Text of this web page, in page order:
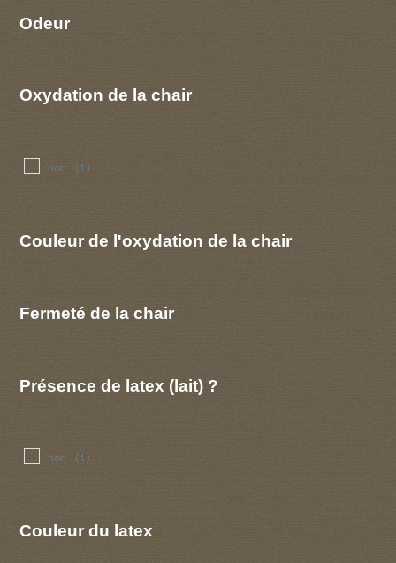
Odeur
Oxydation de la chair
non (1)
Couleur de l'oxydation de la chair
Fermeté de la chair
Présence de latex (lait) ?
non (1)
Couleur du latex